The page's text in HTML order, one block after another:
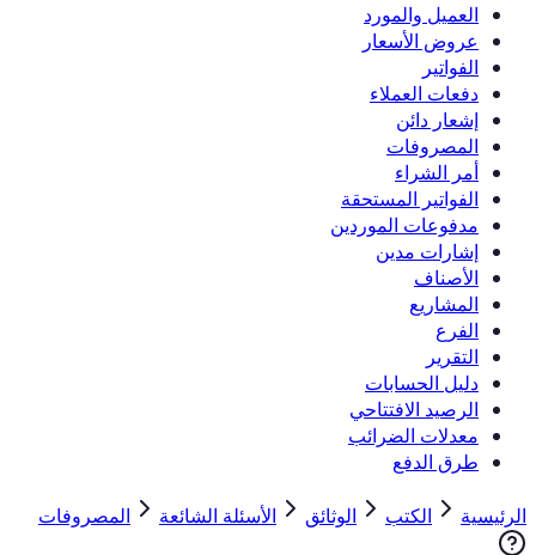
العميل والمورد
عروض الأسعار
الفواتير
دفعات العملاء
إشعار دائن
المصروفات
أمر الشراء
الفواتير المستحقة
مدفوعات الموردين
إشارات مدين
الأصناف
المشاريع
الفرع
التقرير
دليل الحسابات
الرصيد الافتتاحي
معدلات الضرائب
طرق الدفع
الرئيسية الكتب الوثائق الأسئلة الشائعة المصروفات